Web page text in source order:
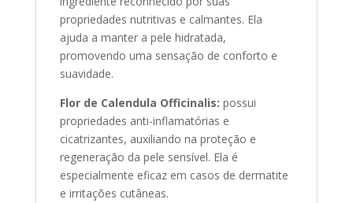
propriedades nutritivas e calmantes. Ela
ajuda a manter a pele hidratada,
promovendo uma sensação de conforto e
suavidade.
Flor de Calendula Officinalis: possui
propriedades anti-inflamatórias e
cicatrizantes, auxiliando na proteção e
regeneração da pele sensível. Ela é
especialmente eficaz em casos de dermatite
e irritações cutâneas.